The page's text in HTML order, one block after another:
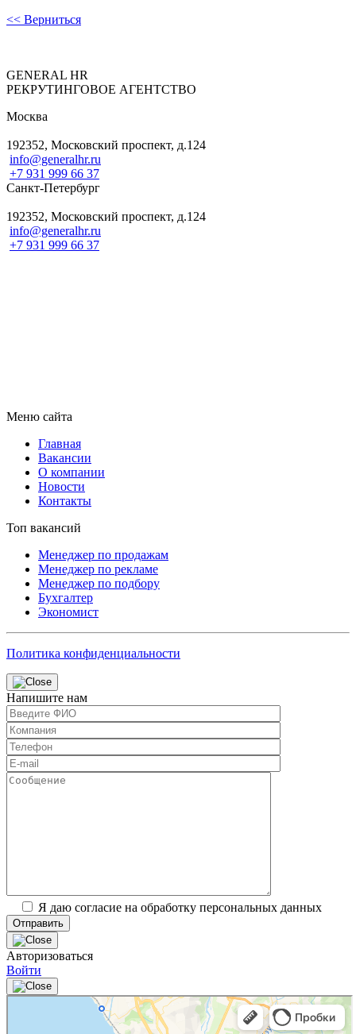
<< Верниться
GENERAL HR
РЕКРУТИНГОВОЕ АГЕНТСТВО
Москва
192352, Московский проспект, д.124
info@generalhr.ru
+7 931 999 66 37
Санкт-Петербург
192352, Московский проспект, д.124
info@generalhr.ru
+7 931 999 66 37
Меню сайта
Главная
Вакансии
О компании
Новости
Контакты
Топ вакансий
Менеджер по продажам
Менеджер по рекламе
Менеджер по подбору
Бухгалтер
Экономист
Политика конфиденциальности
Напишите нам
Я даю согласие на обработку персональных данных
Авторизоваться
Войти